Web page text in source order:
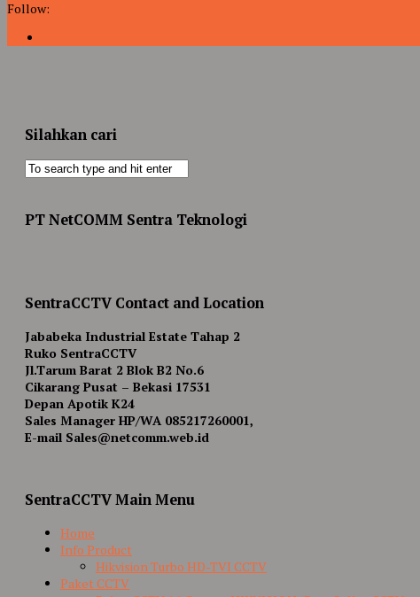
Follow:
Silahkan cari
PT NetCOMM Sentra Teknologi
SentraCCTV Contact and Location
Jababeka Industrial Estate Tahap 2
Ruko SentraCCTV
Jl.Tarum Barat 2 Blok B2 No.6
Cikarang Pusat – Bekasi 17531
Depan Apotik K24
Sales Manager HP/WA 085217260001,
E-mail Sales@netcomm.web.id
SentraCCTV Main Menu
Home
Info Product
Hikvision Turbo HD-TVI CCTV
Paket CCTV